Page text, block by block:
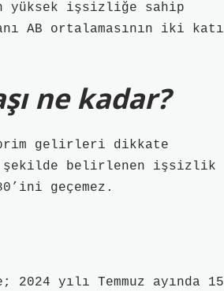
yüksek işsizliğe sahip
AB ortalamasının iki katı
ne kadar?
gelirleri dikkate
şekilde belirlenen işsizlik
geçemez.
yılı Temmuz ayında 15